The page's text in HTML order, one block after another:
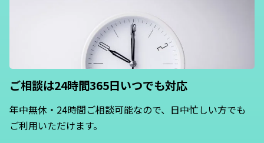
ご相談は24時間365日いつでも対応
年中無休・24時間ご相談可能なので、日中忙しい方でも
ご利用いただけます。